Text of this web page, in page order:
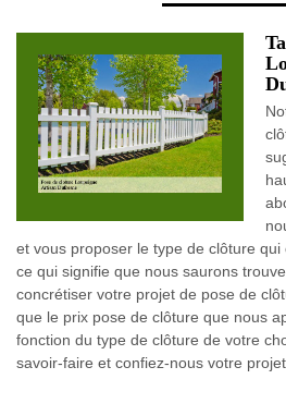
et vous proposer le type de clôture
ce qui signifie que nous saurons
concrétiser votre projet de pose de
que le prix pose de clôture que nous
fonction du type de clôture de votre
savoir-faire et confiez-nous votre